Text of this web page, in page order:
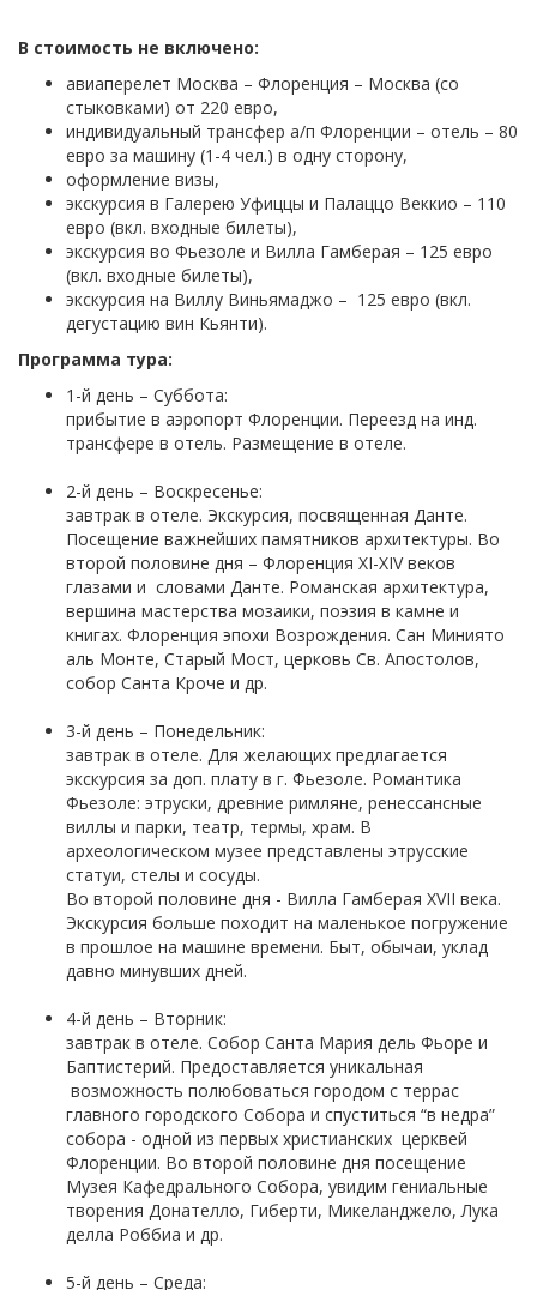
В стоимость не включено:
авиаперелет Москва – Флоренция – Москва (со
стыковками) от 220 евро,
индивидуальный трансфер а/п Флоренции – отель – 80
евро за машину (1-4 чел.) в одну сторону,
оформление визы,
экскурсия в Галерею Уфиццы и Палаццо Веккио – 110
евро (вкл. входные билеты),
экскурсия во Фьезоле и Вилла Гамберая – 125 евро
(вкл. входные билеты),
экскурсия на Виллу Виньямаджо – 125 евро (вкл.
дегустацию вин Кьянти).
Программа тура:
1-й день – Суббота:
прибытие в аэропорт Флоренции. Переезд на инд.
трансфере в отель. Размещение в отеле.
2-й день – Воскресенье:
завтрак в отеле. Экскурсия, посвященная Данте.
Посещение важнейших памятников архитектуры. Во
второй половине дня – Флоренция XI-XIV веков
глазами и словами Данте. Романская архитектура,
вершина мастерства мозаики, поэзия в камне и
книгах. Флоренция эпохи Возрождения. Сан Миниято
аль Монте, Старый Мост, церковь Св. Апостолов,
собор Санта Кроче и др.
3-й день – Понедельник:
завтрак в отеле. Для желающих предлагается
экскурсия за доп. плату в г. Фьезоле. Романтика
Фьезоле: этруски, древние римляне, ренессансные
виллы и парки, театр, термы, храм. В
археологическом музее представлены этрусские
статуи, стелы и сосуды.
Во второй половине дня - Вилла Гамберая ХVII века.
Экскурсия больше походит на маленькое погружение
в прошлое на машине времени. Быт, обычаи, уклад
давно минувших дней.
4-й день – Вторник:
завтрак в отеле. Собор Санта Мария дель Фьоре и
Баптистерий. Предоставляется уникальная
возможность полюбоваться городом с террас
главного городского Собора и спуститься “в недра”
собора - одной из первых христианских церквей
Флоренции. Во второй половине дня посещение
Музея Кафедрального Собора, увидим гениальные
творения Донателло, Гиберти, Микеланджело, Лука
делла Роббиа и др.
5-й день – Среда: